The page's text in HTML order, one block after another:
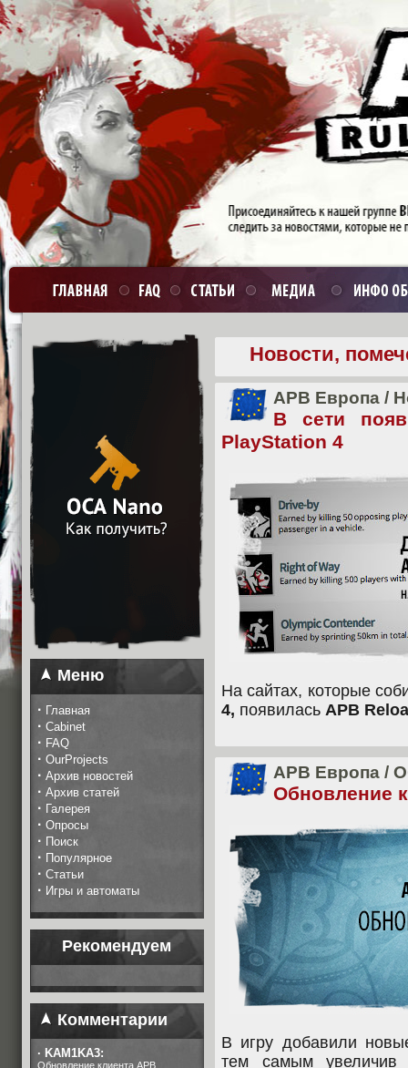
Меню
· Главная
· Cabinet
· FAQ
· OurProjects
· Архив новостей
· Архив статей
· Галерея
· Опросы
· Поиск
· Популярное
· Статьи
· Игры и автоматы
Рекомендуем
Комментарии
· KAM1KA3:
Обновление клиента APB
Новости,
APB Европа /
В сети
PlayStation 4
На сайтах, которые
4, появилась APB
APB Европа /
Обновление
В игру добавили
тем самым увеличив